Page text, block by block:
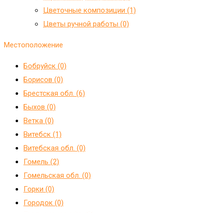
Цветочные композиции (1)
Цветы ручной работы (0)
Местоположение
Бобруйск (0)
Борисов (0)
Брестская обл. (6)
Быхов (0)
Ветка (0)
Витебск (1)
Витебская обл. (0)
Гомель (2)
Гомельская обл. (0)
Горки (0)
Городок (0)